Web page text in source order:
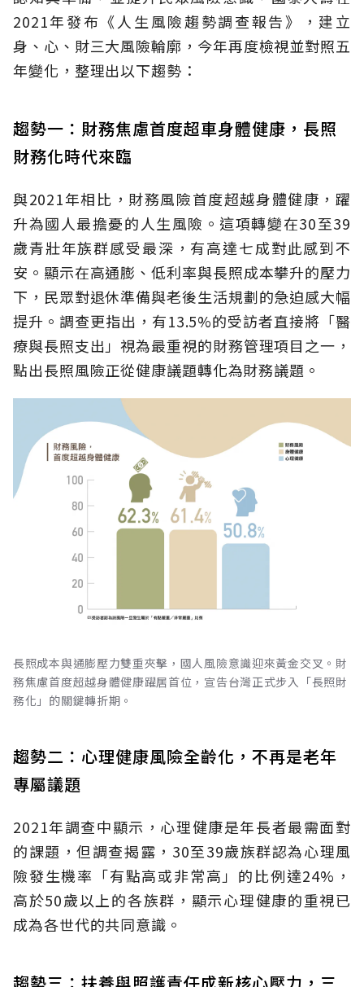
2021年發布《人生風險趨勢調查報告》，建立
身、心、財三大風險輪廓，今年再度檢視並對照五
年變化，整理出以下趨勢：
趨勢一：財務焦慮首度超車身體健康，長照
財務化時代來臨
與2021年相比，財務風險首度超越身體健康，躍
升為國人最擔憂的人生風險。這項轉變在30至39
歲青壯年族群感受最深，有高達七成對此感到不
安。顯示在高通膨、低利率與長照成本攀升的壓力
下，民眾對退休準備與老後生活規劃的急迫感大幅
提升。調查更指出，有13.5%的受訪者直接將「醫
療與長照支出」視為最重視的財務管理項目之一，
點出長照風險正從健康議題轉化為財務議題。
長照成本與通膨壓力雙重夾擊，國人風險意識迎來黃金交叉。財
務焦慮首度超越身體健康躍居首位，宣告台灣正式步入「長照財
務化」的關鍵轉折期。
趨勢二：心理健康風險全齡化，不再是老年
專屬議題
2021年調查中顯示，心理健康是年長者最需面對
的課題，但調查揭露，30至39歲族群認為心理風
險發生機率「有點高或非常高」的比例達24%，
高於50歲以上的各族群，顯示心理健康的重視已
成為各世代的共同意識。